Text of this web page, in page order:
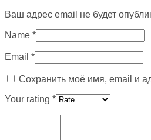
Ваш адрес email не будет
Name *
Email *
Сохранить моё имя, email и
Your rating *